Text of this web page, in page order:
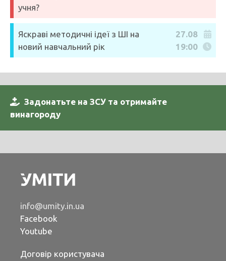
учня?
Яскраві методичні ідеї з ШІ на
новий навчальний рік
27.08
19:00
Задонатьте на ЗСУ та отримайте
винагороду
info@umity.in.ua
Facebook
Youtube
Договір користувача